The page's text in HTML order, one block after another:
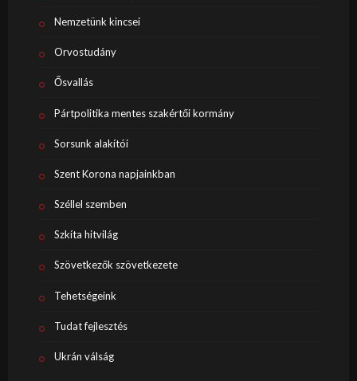
Nemzetünk kincsei
Orvostudány
Ősvallás
Pártpolitika mentes szakértői kormány
Sorsunk alakítói
Szent Korona napjainkban
Széllel szemben
Szkíta hitvilág
Szövetkezők szövetkezete
Tehetségeink
Tudat fejlesztés
Ukrán válság